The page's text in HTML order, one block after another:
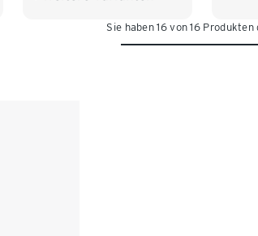
Sie haben 16 von 16 Produkten